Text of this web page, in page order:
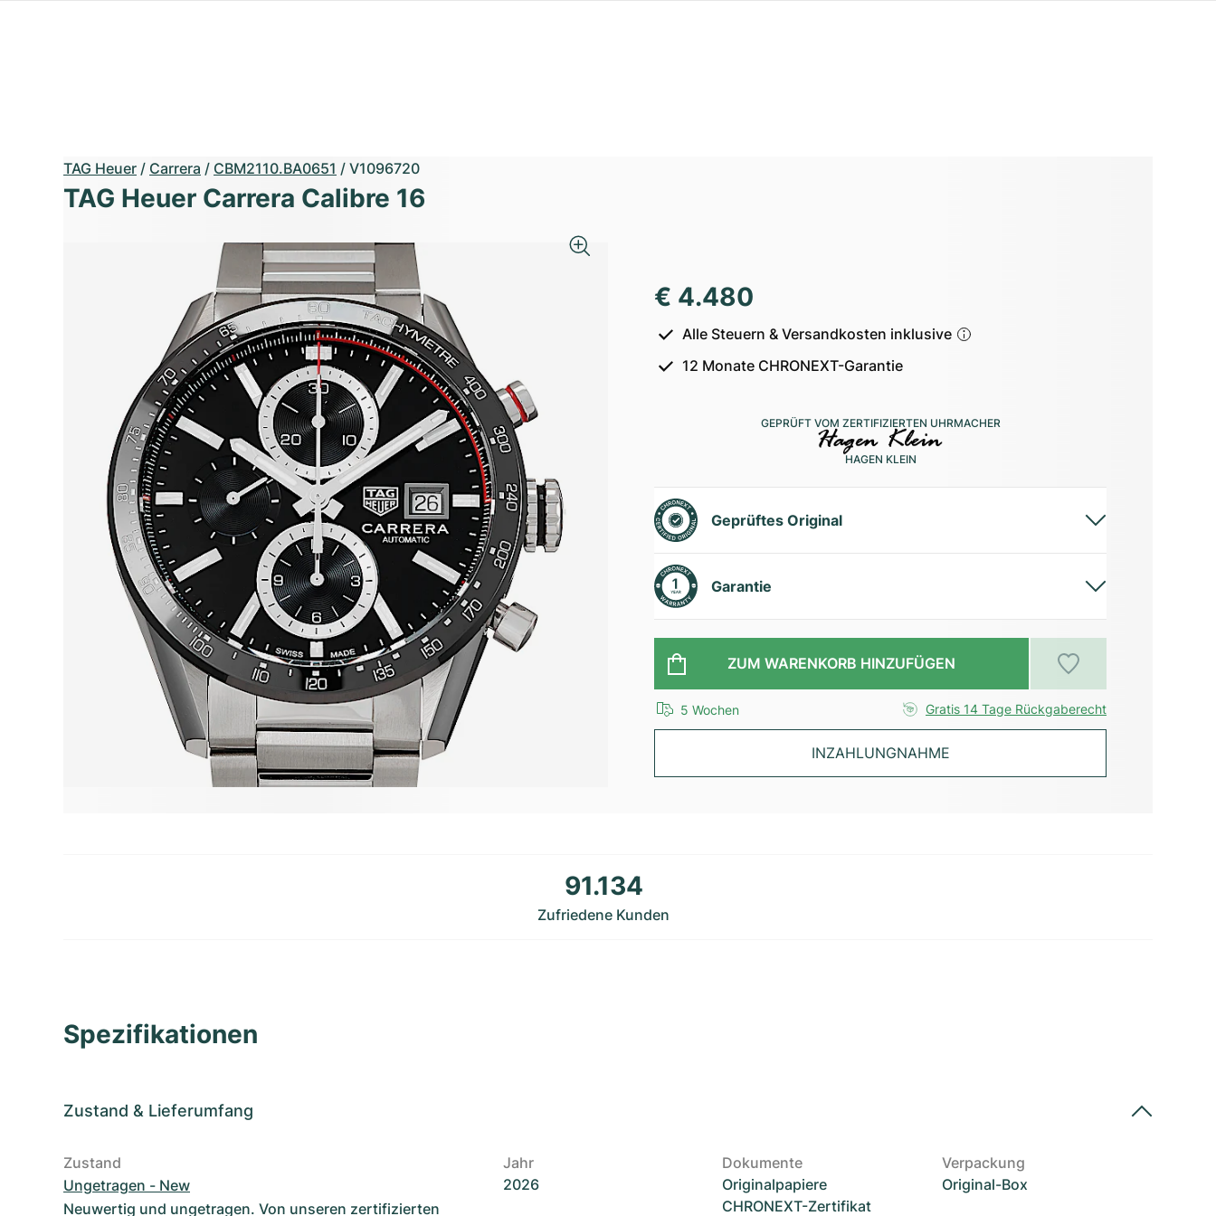
TAG Heuer / Carrera / CBM2110.BA0651 / V1096720
TAG Heuer Carrera Calibre 16
€ 4.480
Alle Steuern & Versandkosten inklusive
12 Monate CHRONEXT-Garantie
GEPRÜFT VOM ZERTIFIZIERTEN UHRMACHER
HAGEN KLEIN
Geprüftes Original
Garantie
ZUM WARENKORB HINZUFÜGEN
5 Wochen Gratis 14 Tage Rückgaberecht
INZAHLUNGNAHME
91.134
Zufriedene Kunden
Spezifikationen
Zustand & Lieferumfang
Zustand
Ungetragen - New
Neuwertig und ungetragen. Von unseren zertifizierten
Jahr
2026
Dokumente
Originalpapiere
CHRONEXT-Zertifikat
Verpackung
Original-Box